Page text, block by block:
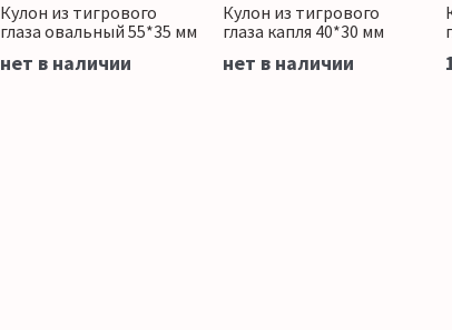
Кулон из тигрового
глаза овальный 55*35 мм
нет в наличии
Кулон из тигрового
глаза капля 40*30 мм
нет в наличии